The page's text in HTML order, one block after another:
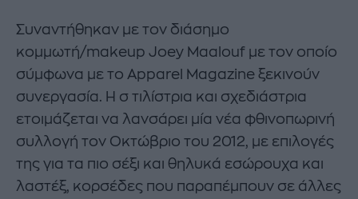
Συναντήθηκαν με τον διάσημο
κομμωτή/makeup Joey Maalouf με τον οποίο
σύμφωνα με το Apparel Magazine ξεκινούν
συνεργασία. Η σ τιλίστρια και σχεδιάστρια
ετοιμάζεται να λανσάρει μία νέα φθινοπωρινή
συλλογή τον Οκτώβριο του 2012, με επιλογές
της για τα πιο σέξι και θηλυκά εσώρουχα και
λαστέξ, κορσέδες που παραπέμπουν σε άλλες